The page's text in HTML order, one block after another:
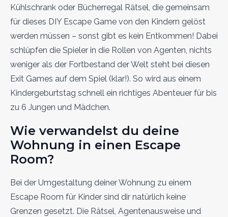
Kühlschrank oder Bücherregal Rätsel, die gemeinsam
für dieses DIY Escape Game von den Kindern gelöst
werden müssen – sonst gibt es kein Entkommen! Dabei
schlüpfen die Spieler in die Rollen von Agenten, nichts
weniger als der Fortbestand der Welt steht bei diesen
Exit Games auf dem Spiel (klar!). So wird aus einem
Kindergeburtstag schnell ein richtiges Abenteuer für bis
zu 6 Jungen und Mädchen.
Wie verwandelst du deine
Wohnung in einen Escape
Room?
Bei der Umgestaltung deiner Wohnung zu einem
Escape Room für Kinder sind dir natürlich keine
Grenzen gesetzt. Die Rätsel, Agentenausweise und